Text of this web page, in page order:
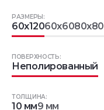
РАЗМЕРЫ:
60x12060x6080x80
ТОЛЩИНА:
10 мм9 мм
ПОВЕРХНОСТЬ:
Неполированный